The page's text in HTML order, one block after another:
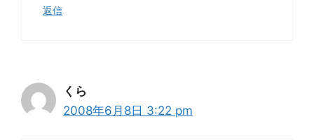
返信
くら
2008年6月8日 3:22 pm